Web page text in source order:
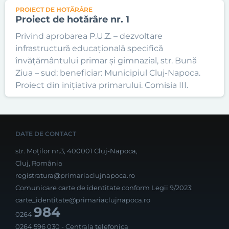
PROIECT DE HOTĂRÂRE
Proiect de hotărâre nr. 1
Privind aprobarea P.U.Z. – dezvoltare
infrastructură educațională specifică
învățământului primar și gimnazial, str. Bună
Ziua – sud; beneficiar: Municipiul Cluj-Napoca.
Proiect din inițiativa primarului. Comisia III.
DATE DE CONTACT
str. Moților nr.3, 400001 Cluj-Napoca,
Cluj, România
registratura@primariaclujnapoca.ro
Comunicare carte de identitate conform Legii 9/2023:
carte_identitate@primariaclujnapoca.ro
0264984
0264 596 030 - Centrala telefonica